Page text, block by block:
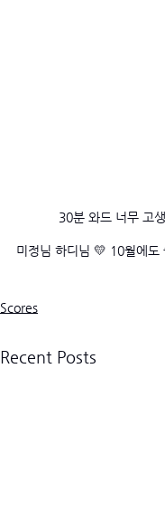
30분 와드 너무 고
미정님 하디님 💛 10월에
Scores
Recent Posts